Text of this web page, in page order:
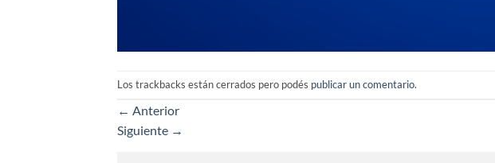
Los trackbacks están cerrados pero podés publicar un comentario.
← Anterior
Siguiente →